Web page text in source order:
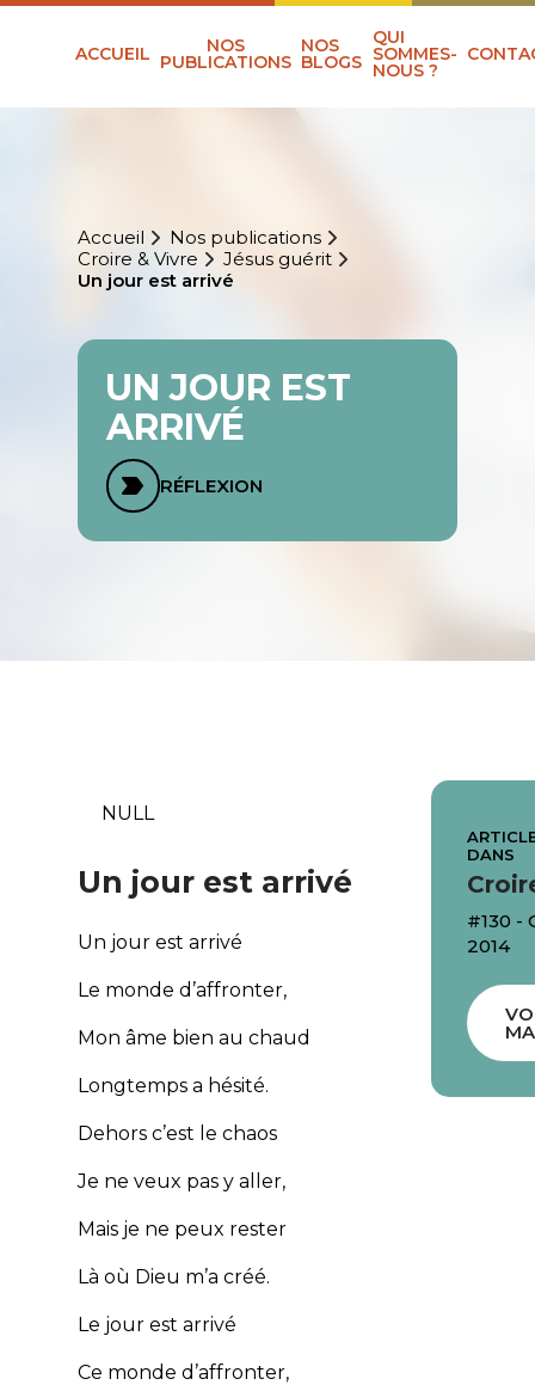
ACCUEIL NOS
PUBLICATIONS
NOS
BLOGS
QUI
SOMMES-
NOUS ?
Accueil
Nos publications
Croire & Vivre
Jésus guérit
Un jour est arrivé
UN JOUR EST
ARRIVÉ
RÉFLEXION
NULL
Un jour est arrivé
Un jour est arrivé
Le monde d’affronter,
Mon âme bien au chaud
Longtemps a hésité.
Dehors c’est le chaos
Je ne veux pas y aller,
Mais je ne peux rester
Là où Dieu m’a créé.
Le jour est arrivé
Ce monde d’affronter,
DANS
#130 -
2014